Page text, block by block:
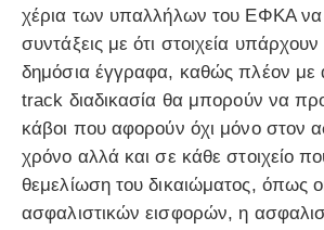
χέρια των υπαλλήλων του ΕΦΚΑ να
συντάξεις με ότι στοιχεία
δημόσια έγγραφα, καθώς πλέον με
track διαδικασία θα μπορούν να
κάβοι που αφορούν όχι μόνο στον
χρόνο αλλά και σε κάθε στοιχείο
θεμελίωση του δικαιώματος, όπως
ασφαλιστικών εισφορών, η